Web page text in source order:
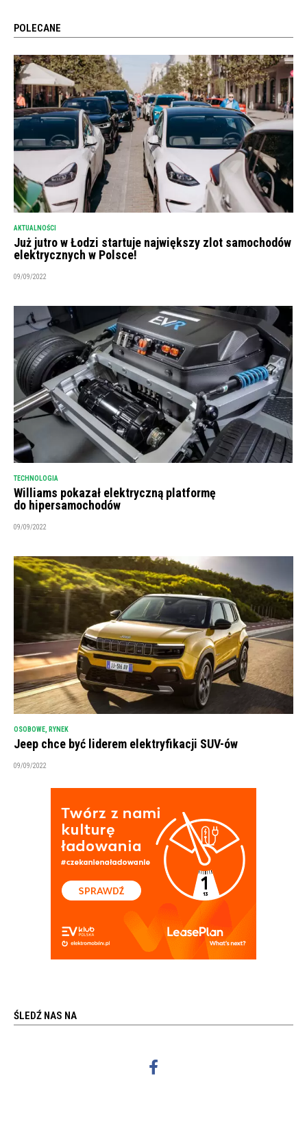
POLECANE
AKTUALNOŚCI
Już jutro w Łodzi startuje największy zlot samochodów
elektrycznych w Polsce!
09/09/2022
TECHNOLOGIA
Williams pokazał elektryczną platformę
do hipersamochodów
09/09/2022
OSOBOWE RYNEK
Jeep chce być liderem elektryfikacji SUV-ów
09/09/2022
ŚLEDŹ NAS NA